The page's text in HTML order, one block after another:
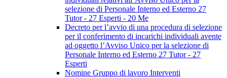
selezione di Personale Interno ed Esterno 27
Tutor - 27 Esperti - 20 Me
Decreto per l’avvio di una procedura di selezione
per il conferimento di incarichi individuali avente
ad oggetto l’Avviso Unico per la selezione di
Personale Interno ed Esterno 27 Tutor - 27
Esperti
Nomine Gruppo di lavoro Interventi